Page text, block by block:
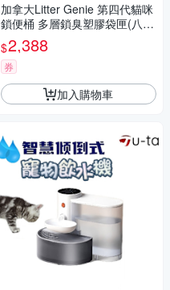
加拿大Litter Genie 第四代貓咪
鎖便桶 多層鎖臭塑膠袋匣(八角
形) 6入 ▲有專利正品，才能鎖
住異味▲
$2,388
券
加入購物車